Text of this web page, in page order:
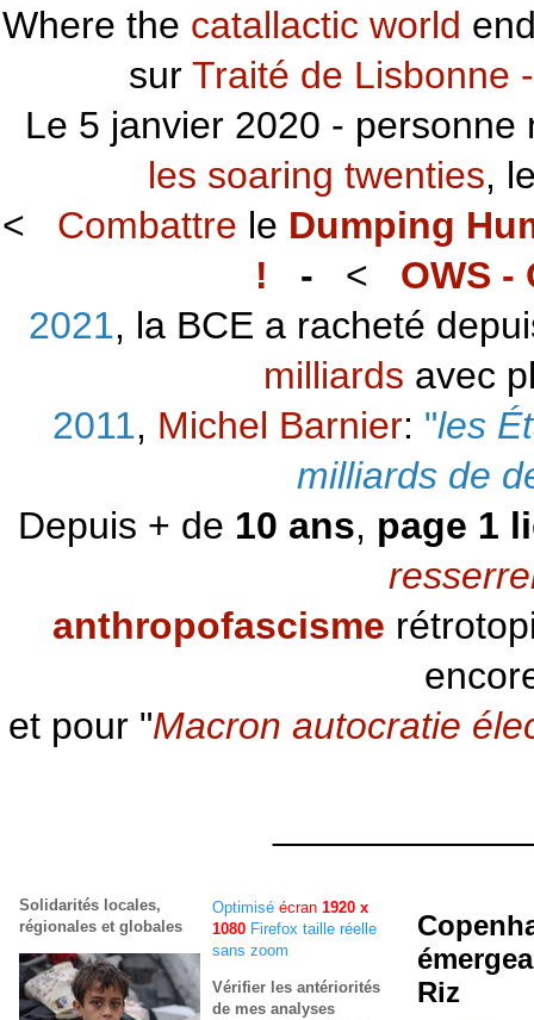
Where the catallactic world
sur Traité de Lisbonne
Le 5 janvier 2020 -
les soaring twenties,
< Combattre le Dumping
! - < OWS -
2021, la BCE a racheté
milliards avec
2011, Michel Barnier: "les
milliards de
Depuis + de 10 ans, page 1
anthropofascisme
et pour "Macron autocratie
Riz
Optimisé écran 1920 x
1080 Firefox taille réelle
sans zoom
Vérifier les antériorités
de mes analyses
Solidarités locales,
régionales et globales